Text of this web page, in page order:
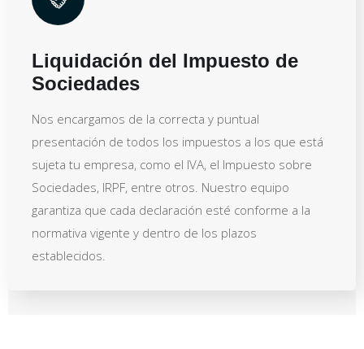
Liquidación del Impuesto de
Sociedades
Nos encargamos de la correcta y puntual
presentación de todos los impuestos a los que está
sujeta tu empresa, como el IVA, el Impuesto sobre
Sociedades, IRPF, entre otros. Nuestro equipo
garantiza que cada declaración esté conforme a la
normativa vigente y dentro de los plazos
establecidos.